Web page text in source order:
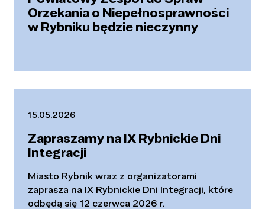
Orzekania o Niepełnosprawności
w Rybniku będzie nieczynny
15.05.2026
Zapraszamy na IX Rybnickie Dni
Integracji
Miasto Rybnik wraz z organizatorami
zaprasza na IX Rybnickie Dni Integracji, które
odbędą się 12 czerwca 2026 r.